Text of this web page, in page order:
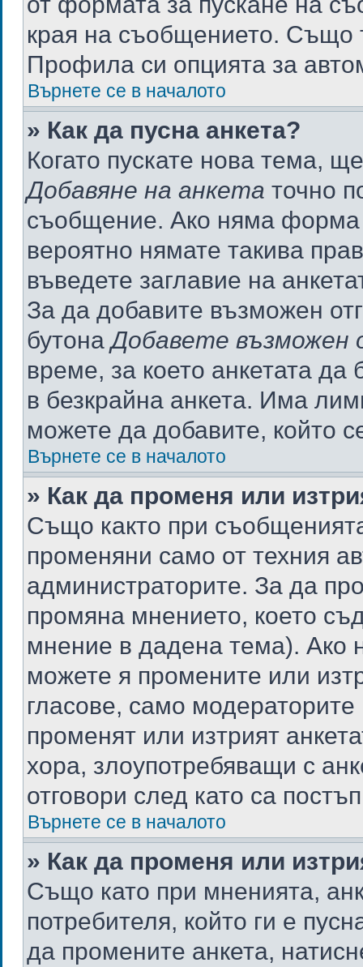
края на съобщението. Също
Профила си опцията за
Върнете се в началото
» Как да пусна анкета?
Когато пускате нова тема,
Добавяне на анкета точно
съобщение. Ако няма форма
вероятно нямате такива
въведете заглавие на
За да добавите възможен
бутонаДобавете възможен
време, за което анкетата
в безкрайна анкета. Има
можете да добавите, който
Върнете се в началото
» Как да променя или
Също както при
променяни само от техния
администраторите. За да
промяна мнението, което
мнение в дадена тема). Ако
можете я промените или
гласове, само
променят или изтрият
хора, злоупотребяващи с
отговори след като са
Върнете се в началото
» Как да променя или
Също като при мненията,
потребителя, който ги е
да промените анкета,